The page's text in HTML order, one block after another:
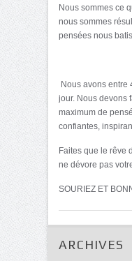
Nous sommes ce
nous sommes
pensées nous
Nous avons entre
jour. Nous devons
maximum de
confiantes,
Faites que le rêve
ne dévore pas
SOURIEZ ET
ARCHIVES